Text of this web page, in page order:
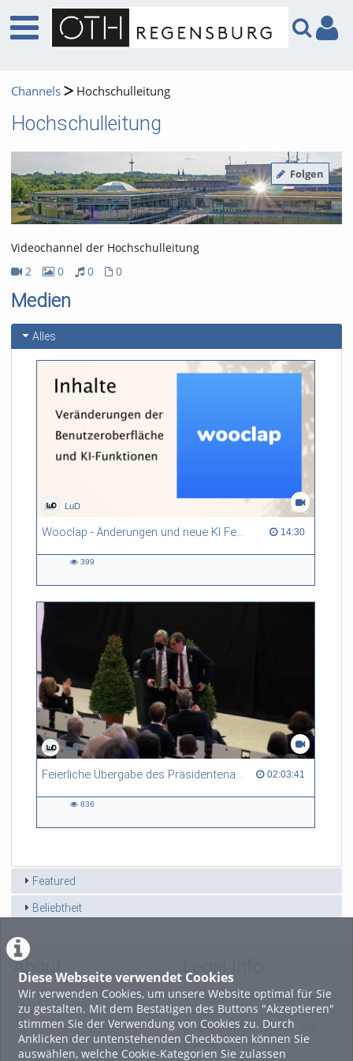
Diese Webseite verwendet Cookies
Wir verwenden Cookies, um unsere Website optimal für Sie
zu gestalten. Mit dem Bestätigen des Buttons "Akzeptieren"
stimmen Sie der Verwendung von Cookies zu. Durch
Anklicken der untenstehenden Checkboxen können Sie
auswählen, welche Cookie-Kategorien Sie zulassen
Channels Hochschulleitung
Hochschulleitung
Folgen
Videochannel der Hochschulleitung
2
0
0
0
Medien
Alles
LuD
Wooclap - Änderungen und neue KI Features im ARS 14:30
14:30 duration
399
LuD
Feierliche Übergabe des Präsidentenamtes von Prof. Dr. Wolfgang Baier an Prof. Dr. Ralph Schneider am 14.03.2022 02:03:41
02:03:41 duration
836
Featured
Beliebtheit
About Legal Info
Terms and Conditions for the
Usage of this ViMP based
website (including all sub-
pages)